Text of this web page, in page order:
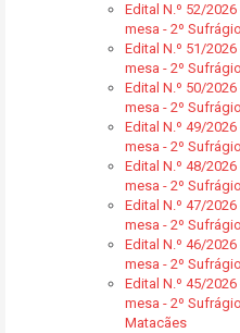
Edital N.º 52/
mesa - 2º
Edital N.º 51/
mesa - 2º
Edital N.º 50/
mesa - 2º
Edital N.º 49/
mesa - 2º
Edital N.º 48/
mesa - 2º
Edital N.º 47/
mesa - 2º
Edital N.º 46/
mesa - 2º
Edital N.º 45/
mesa - 2º
Matacães